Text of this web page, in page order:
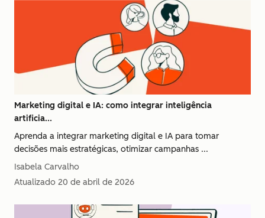
Marketing digital e IA: como integrar inteligência
artificia...
Aprenda a integrar marketing digital e IA para tomar
decisões mais estratégicas, otimizar campanhas ...
Isabela Carvalho
Atualizado 20 de abril de 2026